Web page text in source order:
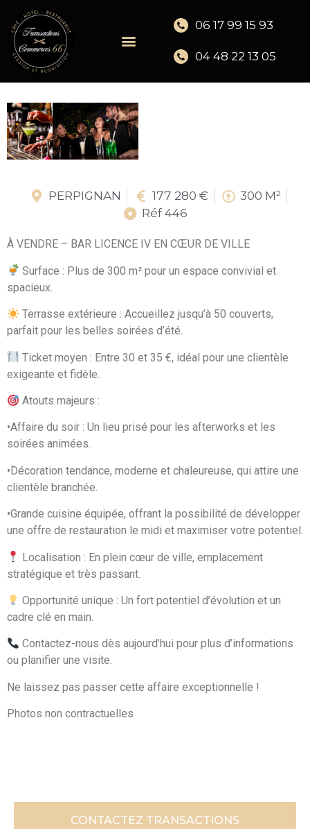
06 17 99 15 93
04 48 22 13 05
PERPIGNAN 177 280 €
300 M²
Réf 446
À VENDRE – BAR LICENCE IV EN CŒUR DE VILLE
Surface : Plus de 300 m² pour un espace convivial et
spacieux.
Terrasse extérieure : Accueillez jusqu’à 50 couverts,
parfait pour les belles soirées d’été.
Ticket moyen : Entre 30 et 35 €, idéal pour une clientèle
exigeante et fidèle.
Atouts majeurs :
•Affaire du soir : Un lieu prisé pour les afterworks et les
soirées animées.
•Décoration tendance, moderne et chaleureuse, qui attire une
clientèle branchée.
•Grande cuisine équipée, offrant la possibilité de développer
une offre de restauration le midi et maximiser votre potentiel.
Localisation : En plein cœur de ville, emplacement
stratégique et très passant.
Opportunité unique : Un fort potentiel d’évolution et un
cadre clé en main.
Contactez-nous dès aujourd’hui pour plus d’informations
ou planifier une visite.
Ne laissez pas passer cette affaire exceptionnelle !
Photos non contractuelles
CONTACTEZ TRANSACTIONS